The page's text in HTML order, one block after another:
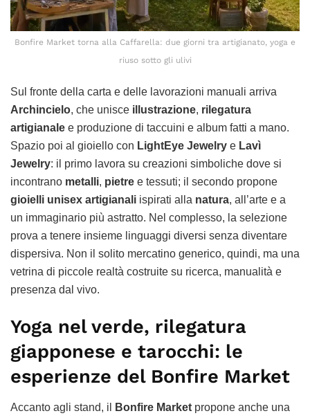
Bonfire Market torna alla Caffarella: due giorni tra artigianato, yoga e
riuso sotto gli ulivi
Sul fronte della carta e delle lavorazioni manuali arriva
Archincielo, che unisce illustrazione, rilegatura
artigianale e produzione di taccuini e album fatti a mano.
Spazio poi al gioiello con LightEye Jewelry e Lavì
Jewelry: il primo lavora su creazioni simboliche dove si
incontrano metalli, pietre e tessuti; il secondo propone
gioielli unisex artigianali ispirati alla natura, all’arte e a
un immaginario più astratto. Nel complesso, la selezione
prova a tenere insieme linguaggi diversi senza diventare
dispersiva. Non il solito mercatino generico, quindi, ma una
vetrina di piccole realtà costruite su ricerca, manualità e
presenza dal vivo.
Yoga nel verde, rilegatura
giapponese e tarocchi: le
esperienze del Bonfire Market
Accanto agli stand, il Bonfire Market propone anche una